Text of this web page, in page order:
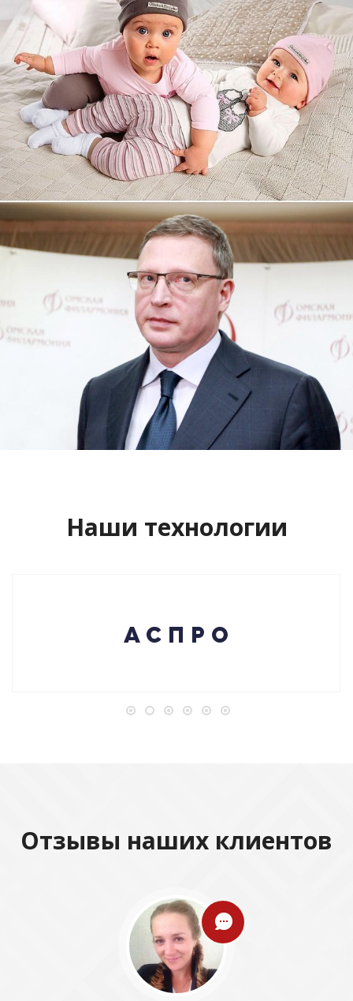
Увеличили выручку интернет-
магазину topdatop.ru на 25%!
Смотреть проект
Сайт кандидата в губернаторы
Буркова Александра Леонидовича
Смотреть проект
Наши технологии
Отзывы наших клиентов